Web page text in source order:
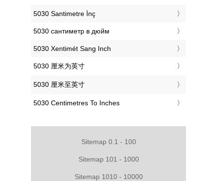
‎5030 Santimetre İnç
‎5030 сантиметр в дюйм
‎5030 Xentimét Sang Inch
‎5030 厘米为英寸
‎5030 厘米至英寸
‎5030 Centimetres To Inches
Sitemap 0.1 - 100
Sitemap 101 - 1000
Sitemap 1010 - 10000